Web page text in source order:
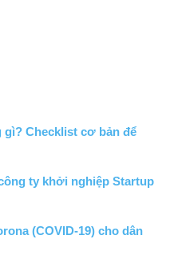
Checklist cơ bản để
ty khởi nghiệp Startup
(COVID-19) cho dân